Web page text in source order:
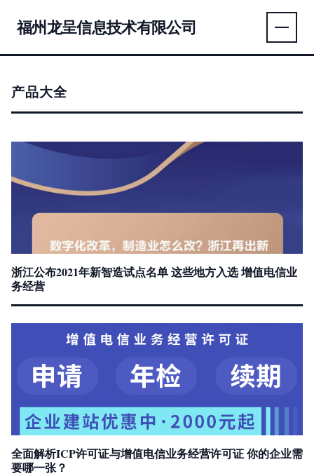
福州龙呈信息技术有限公司
产品大全
浙江公布2021年新智造试点名单 这些地方入选 增值电信业
务经营
全面解析ICP许可证与增值电信业务经营许可证 你的企业需
要哪一张？